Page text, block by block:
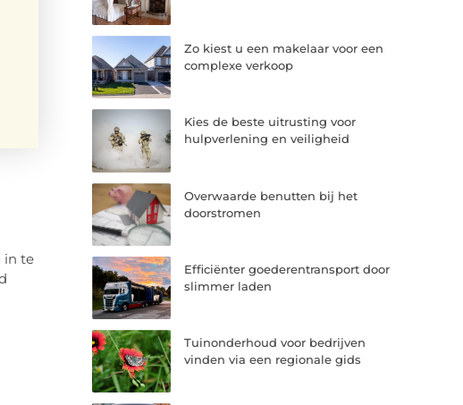
in te
Zo kiest u een makelaar voor een
complexe verkoop
Kies de beste uitrusting voor
hulpverlening en veiligheid
Overwaarde benutten bij het
doorstromen
Efficiënter goederentransport door
slimmer laden
Tuinonderhoud voor bedrijven
vinden via een regionale gids